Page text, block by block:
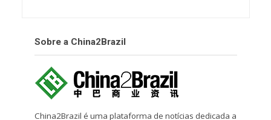
Sobre a China2Brazil
China2Brazil é uma plataforma de notícias dedicada a